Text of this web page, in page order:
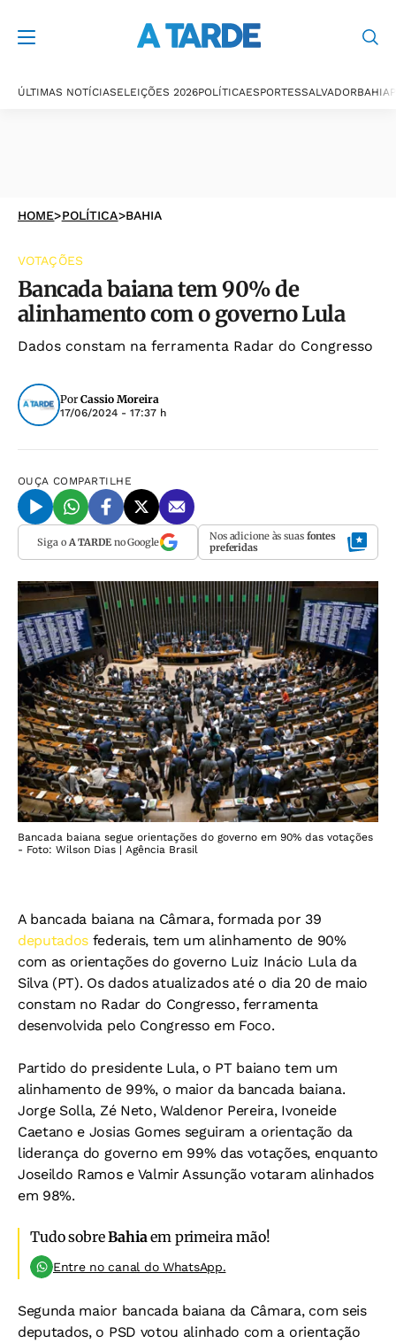
ÚLTIMAS NOTÍCIASELEIÇÕES 2026POLÍTICAESPORTESSALVADORBAHIA
HOME>POLÍTICA>BAHIA
VOTAÇÕES
Bancada baiana tem 90% de
alinhamento com o governo Lula
Dados constam na ferramenta Radar do Congresso
Por Cassio Moreira
17/06/2024 - 17:37 h
OUÇA COMPARTILHE
Siga o A TARDEno Google Nos adicione às suas fontes
preferidas
Bancada baiana segue orientações do governo em 90% das votações
- Foto: Wilson Dias | Agência Brasil
A bancada baiana na Câmara, formada por 39
deputados federais, tem um alinhamento de 90%
com as orientações do governo Luiz Inácio Lula da
Silva (PT). Os dados atualizados até o dia 20 de maio
constam no Radar do Congresso, ferramenta
desenvolvida pelo Congresso em Foco.
Partido do presidente Lula, o PT baiano tem um
alinhamento de 99%, o maior da bancada baiana.
Jorge Solla, Zé Neto, Waldenor Pereira, Ivoneide
Caetano e Josias Gomes seguiram a orientação da
liderança do governo em 99% das votações, enquanto
Joseildo Ramos e Valmir Assunção votaram alinhados
em 98%.
Tudo sobreBahiaem primeira mão!
Entre no canal do WhatsApp.
Segunda maior bancada baiana da Câmara, com seis
deputados, o PSD votou alinhado com a orientação